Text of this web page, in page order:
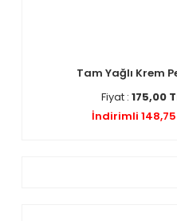
Tam Yağlı Krem
Fiyat : 175,00
İndirimli 148,75